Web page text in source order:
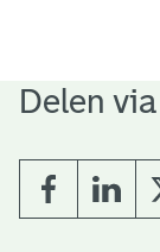
Delen via